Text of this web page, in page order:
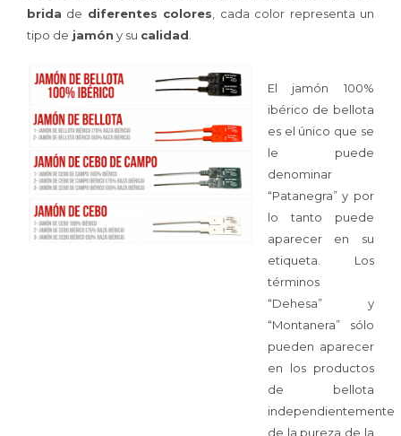
brida de diferentes colores , cada color representa un
tipo de jamón y su calidad
El jamón 100%
ibérico de bellota
es el único que se
le puede
denominar
“Patanegra” y por
lo tanto puede
aparecer en su
etiqueta. Los
términos
“Dehesa” y
“Montanera” sólo
pueden aparecer
en los productos
de bellota
independientemente
de la pureza de la